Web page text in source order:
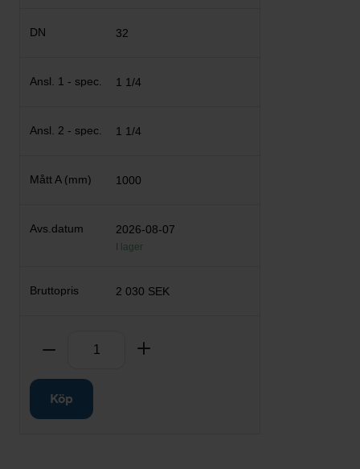
32
1 1/4
1 1/4
1000
2026-08-07
I lager
2 030 SEK
Ta bort
Köp